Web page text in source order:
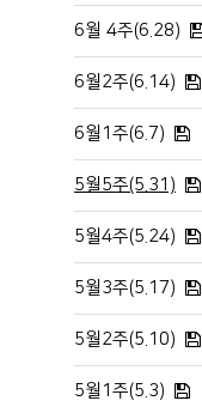
6월 4주(6.28)
6월2주(6.14)
6월1주(6.7)
5월5주(5.31)
5월4주(5.24)
5월3주(5.17)
5월2주(5.10)
5월1주(5.3)